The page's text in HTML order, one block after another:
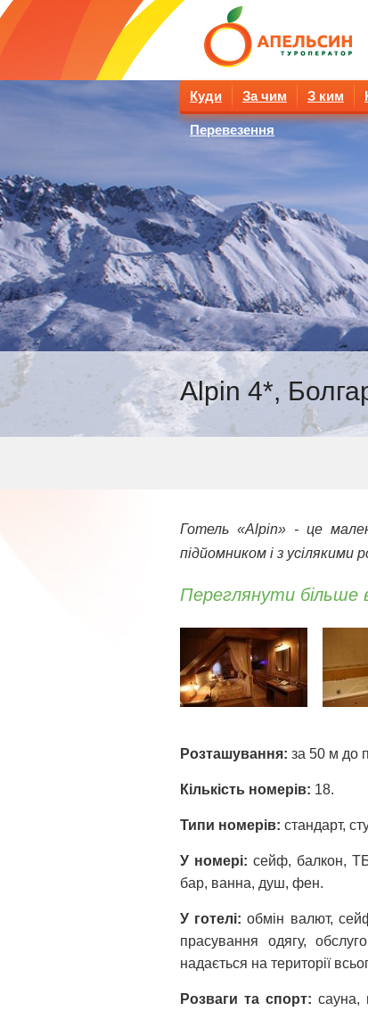
Куди За чим З ким
Перевезення
Alpin 4*,
Готель «Alpin» - це
підйомником і з
Переглянути більше
Розташування: за 50 м до
Кількість номерів: 18.
Типи номерів: стандарт,
У номері: сейф, балкон,
бар, ванна, душ, фен.
У готелі: обмін валют,
прасування одягу,
надається на території
Розваги та спорт: сауна,